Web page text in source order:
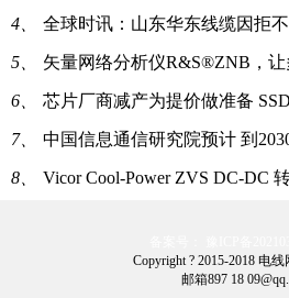
4、 全球时讯：山东华东线缆因拒不整改被冻
5、 矢量网络分析仪R&S®ZNB，让多端
6、 芯片厂商减产为提价做准备
7、 中国信息通信研究院预计 到2030年我国移动物联
8、 Vicor Cool-Power ZVS DC-DC
Copyright ? 2015-2018 电
邮箱897 18